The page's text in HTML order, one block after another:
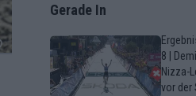
Gerade In
8 |
Nizza-
vor der